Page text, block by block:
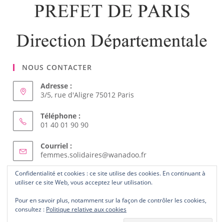
NOUS CONTACTER
3/5, rue d'Aligre 75012 Paris
01 40 01 90 90
Courriel :
femmes.solidaires@wanadoo.frS’ouvre
dans
application
ABONNEZ-VOUS AU SITE
Confidentialité et cookies : ce site utilise des cookies. En continuant à
utiliser ce site Web, vous acceptez leur utilisation.
Pour en savoir plus, notamment sur la façon de contrôler les cookies,
consultez : Politique relative aux cookies